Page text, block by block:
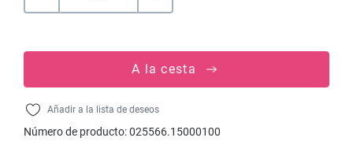
A la cesta
Añadir a la lista de deseos
Número de producto:025566.15000100